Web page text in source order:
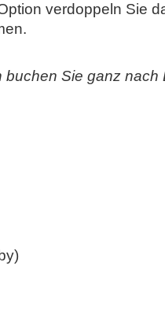
verdoppeln Sie
Sie ganz nach